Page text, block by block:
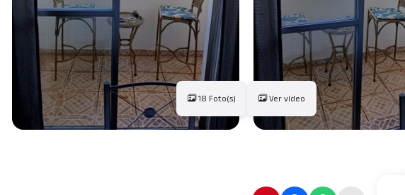
18 Foto(s) Ver vídeo